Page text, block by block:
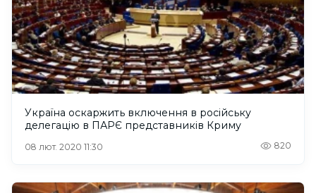
Україна оскаржить включення в російську
делегацію в ПАРЄ представників Криму
08 лют. 2020 11:30 820